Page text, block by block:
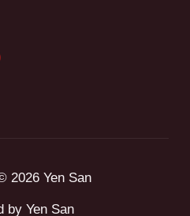
2026 Yen San
by Yen San